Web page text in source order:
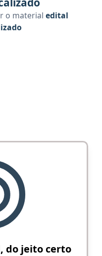
o materialedital
do jeito certo